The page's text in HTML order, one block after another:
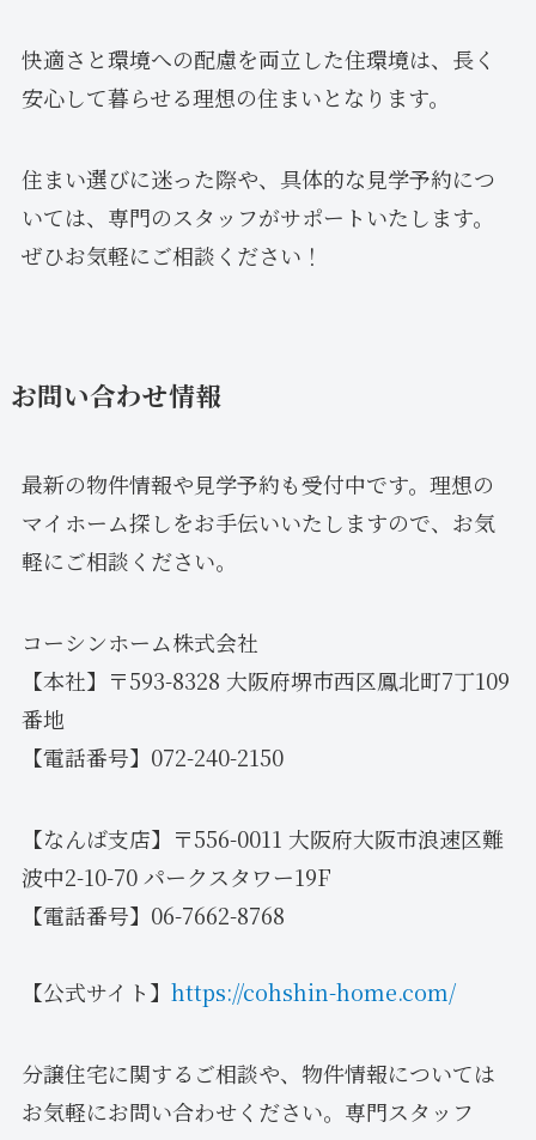
快適さと環境への配慮を両立した住環境は、長く
安心して暮らせる理想の住まいとなります。
住まい選びに迷った際や、具体的な見学予約につ
いては、専門のスタッフがサポートいたします。
ぜひお気軽にご相談ください！
お問い合わせ情報
最新の物件情報や見学予約も受付中です。理想の
マイホーム探しをお手伝いいたしますので、お気
軽にご相談ください。
コーシンホーム株式会社
【本社】〒593-8328 大阪府堺市西区鳳北町7丁109
番地
【電話番号】072-240-2150
【なんば支店】〒556-0011 大阪府大阪市浪速区難
波中2-10-70 パークスタワー19F
【電話番号】06-7662-8768
【公式サイト】 https://cohshin-home.com/
分譲住宅に関するご相談や、物件情報については
お気軽にお問い合わせください。専門スタッフ